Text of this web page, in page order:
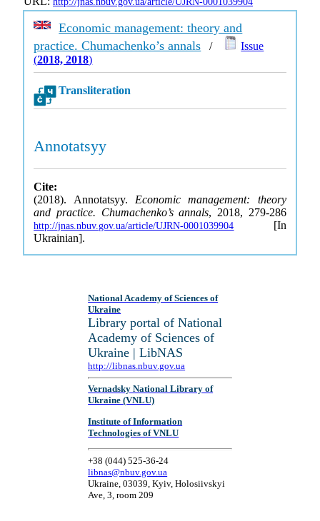
Economic management: theory and
practice. Chumachenko’s annals /
Issue
(2018, 2018)
Transliteration
Annotatsyy
Cite:
(2018). Annotatsyy. Economic management: theory
and practice. Chumachenko’s annals, 2018, 279-286
http://jnas.nbuv.gov.ua/article/UJRN-0001039904 [In
Ukrainian].
National Academy of Sciences of
Ukraine
Library portal of National
Academy of Sciences of
Ukraine | LibNAS
http://libnas.nbuv.gov.ua
Vernadsky National Library of
Ukraine (VNLU)
Institute of Information
Technologies of VNLU
+38 (044) 525-36-24
libnas@nbuv.gov.ua
Ukraine, 03039, Kyiv, Holosiivskyi
Ave, 3, room 209